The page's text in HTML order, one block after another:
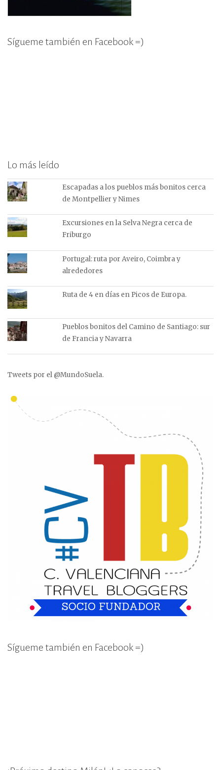
Sígueme también en Facebook =)
Lo más leído
Escapadas a los pueblos más bonitos cerca
de Montpellier y Nimes
Excursiones en la Selva Negra cerca de
Friburgo
Portugal: ruta por Aveiro, Coimbra y
alrededores
Ruta de 4 en días en Picos de Europa.
Pueblos bonitos del Camino de Santiago: sur
de Francia y Navarra
Tweets por el @MundoSuela.
Sígueme también en Facebook =)